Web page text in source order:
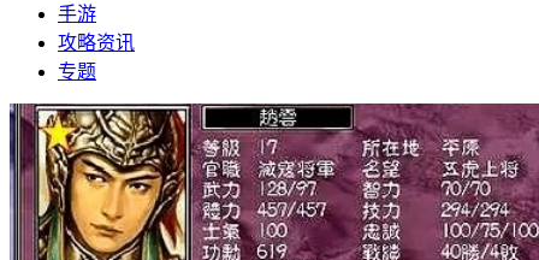
手游
攻略资讯
专题